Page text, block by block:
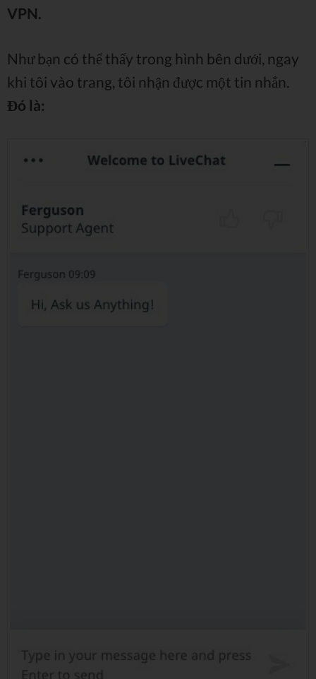
VPN.
Như bạn có thể thấy trong hình bên dưới, ngay
khi tôi vào trang, tôi nhận được một tin nhắn.
Đó là: